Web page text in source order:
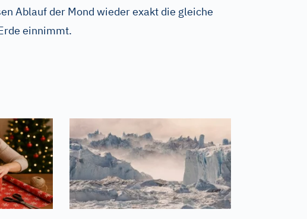
Ablauf der Mond wieder exakt die gleiche
einnimmt.